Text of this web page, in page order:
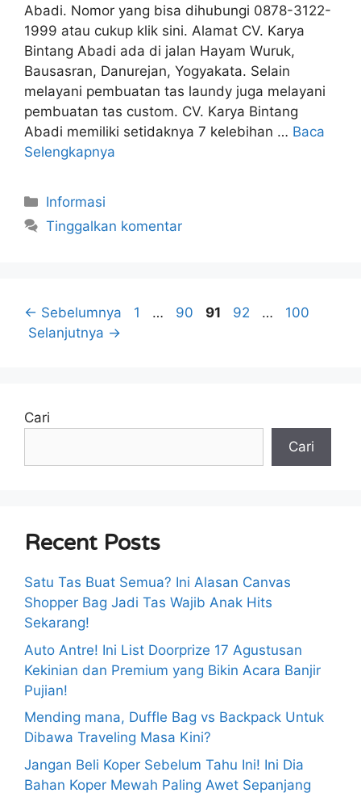
Abadi. Nomor yang bisa dihubungi 0878-3122-
1999 atau cukup klik sini. Alamat CV. Karya
Bintang Abadi ada di jalan Hayam Wuruk,
Bausasran, Danurejan, Yogyakata. Selain
melayani pembuatan tas laundy juga melayani
pembuatan tas custom. CV. Karya Bintang
Abadi memiliki setidaknya 7 kelebihan … Baca
Selengkapnya
Kategori
Informasi
Tinggalkan komentar
← Sebelumnya Halaman
1 … Halaman
90 Halaman
91 Halaman
92 … Halaman
100
Selanjutnya →
Cari
Cari
Recent Posts
Satu Tas Buat Semua? Ini Alasan Canvas
Shopper Bag Jadi Tas Wajib Anak Hits
Sekarang!
Auto Antre! Ini List Doorprize 17 Agustusan
Kekinian dan Premium yang Bikin Acara Banjir
Pujian!
Mending mana, Duffle Bag vs Backpack Untuk
Dibawa Traveling Masa Kini?
Jangan Beli Koper Sebelum Tahu Ini! Ini Dia
Bahan Koper Mewah Paling Awet Sepanjang